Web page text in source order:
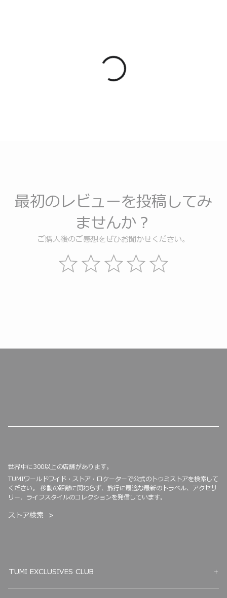
最初のレビューを投稿してみ
ませんか？
ご購入後のご感想をぜひお聞かせください。
世界中に300以上の店舗があります。
TUMIワールドワイド・ストア・ロケーターで公式のトゥミストアを検索して
ください。 移動の距離に関わらず、旅行に最適な最新のトラベル、アクセサ
リー、ライフスタイルのコレクションを発信しています。
ストア検索
TUMI EXCLUSIVES CLUB